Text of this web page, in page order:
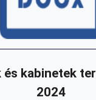
és kabinetek
2024